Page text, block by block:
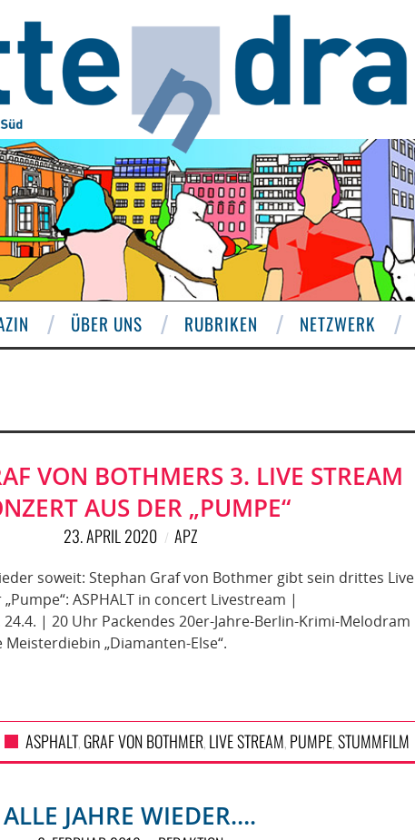
ÜBER UNS RUBRIKEN NETZWERK
VON BOTHMERS 3. LIVE STREAM
AUS DER „PUMPE“
23. APRIL 2020 APZ
soweit: Stephan Graf von Bothmer gibt sein drittes Live
ASPHALT in concert Livestream |
| 20 Uhr Packendes 20er-Jahre-Berlin-Krimi-Melodram
„Diamanten-Else“.
ASPHALT, GRAF VON BOTHMER, LIVE STREAM, PUMPE,STUMMFILM
ALLE JAHRE WIEDER….